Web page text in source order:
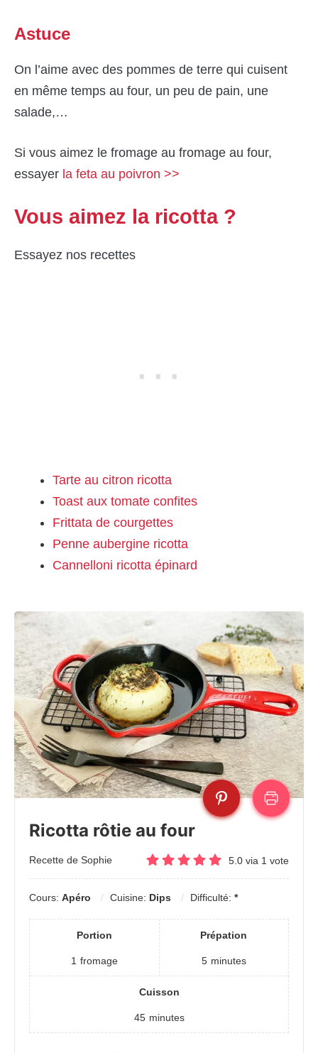
Astuce
On l’aime avec des pommes de terre qui cuisent
en même temps au four, un peu de pain, une
salade,…
Si vous aimez le fromage au fromage au four,
essayer la feta au poivron >>
Vous aimez la ricotta ?
Essayez nos recettes
Tarte au citron ricotta
Toast aux tomate confites
Frittata de courgettes
Penne aubergine ricotta
Cannelloni ricotta épinard
Ricotta rôtie au four
Recette de Sophie 5.0 via 1 vote
Cours: Apéro Cuisine: Dips Difficulté: *
Portion
1 fromage
Prépation
5 minutes
Cuisson
45 minutes